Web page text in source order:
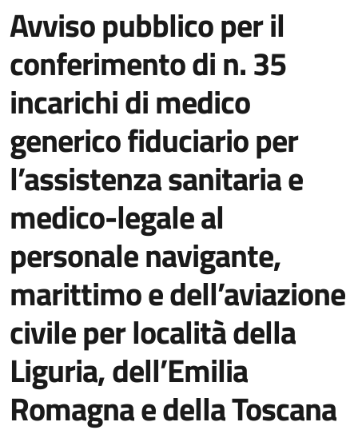
Avviso pubblico per il
conferimento di n. 35
incarichi di medico
generico fiduciario per
l’assistenza sanitaria e
medico-legale al
personale navigante,
marittimo e dell’aviazione
civile per località della
Liguria, dell’Emilia
Romagna e della Toscana